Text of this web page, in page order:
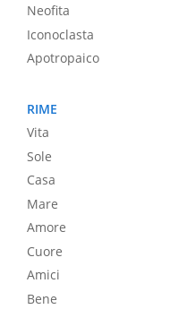
Neofita
Iconoclasta
Apotropaico
RIME
Vita
Sole
Casa
Mare
Amore
Cuore
Amici
Bene